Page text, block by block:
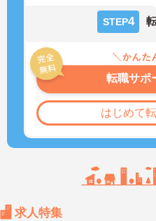
STEP4
転職サポ
はじめて
求人特集